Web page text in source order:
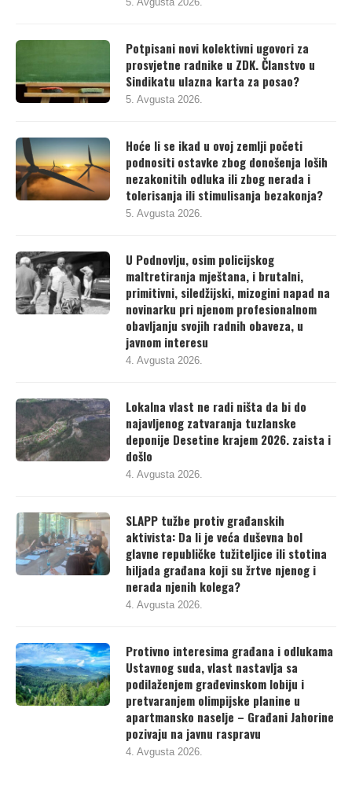
5. Avgusta 2026.
Potpisani novi kolektivni ugovori za
prosvjetne radnike u ZDK. Članstvo u
Sindikatu ulazna karta za posao?
5. Avgusta 2026.
Hoće li se ikad u ovoj zemlji početi
podnositi ostavke zbog donošenja loših
nezakonitih odluka ili zbog nerada i
tolerisanja ili stimulisanja bezakonja?
5. Avgusta 2026.
U Podnovlju, osim policijskog
maltretiranja mještana, i brutalni,
primitivni, siledžijski, mizogini napad na
novinarku pri njenom profesionalnom
obavljanju svojih radnih obaveza, u
javnom interesu
4. Avgusta 2026.
Lokalna vlast ne radi ništa da bi do
najavljenog zatvaranja tuzlanske
deponije Desetine krajem 2026. zaista i
došlo
4. Avgusta 2026.
SLAPP tužbe protiv građanskih
aktivista: Da li je veća duševna bol
glavne republičke tužiteljice ili stotina
hiljada građana koji su žrtve njenog i
nerada njenih kolega?
4. Avgusta 2026.
Protivno interesima građana i odlukama
Ustavnog suda, vlast nastavlja sa
podilaženjem građevinskom lobiju i
pretvaranjem olimpijske planine u
apartmansko naselje – Građani Jahorine
pozivaju na javnu raspravu
4. Avgusta 2026.